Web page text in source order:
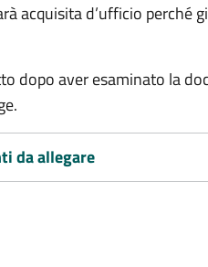
acquisita d’ufficio perché
dopo aver esaminato la
da allegare